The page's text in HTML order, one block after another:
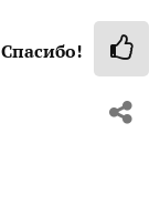
Спасибо!